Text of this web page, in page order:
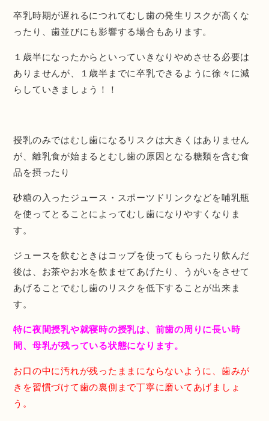
卒乳時期が遅れるにつれてむし歯の発生リスクが高くな
ったり、歯並びにも影響する場合もあります。
１歳半になったからといっていきなりやめさせる必要は
ありませんが、１歳半までに卒乳できるように徐々に減
らしていきましょう！！
授乳のみではむし歯になるリスクは大きくはありません
が、離乳食が始まるとむし歯の原因となる糖類を含む食
品を摂ったり
砂糖の入ったジュース・スポーツドリンクなどを哺乳瓶
を使ってとることによってむし歯になりやすくなりま
す。
ジュースを飲むときはコップを使ってもらったり飲んだ
後は、お茶やお水を飲ませてあげたり、うがいをさせて
あげることでむし歯のリスクを低下することが出来ま
す。
特に夜間授乳や就寝時の授乳は、前歯の周りに長い時
間、母乳が残っている状態になります。
お口の中に汚れが残ったままにならないように、歯みが
きを習慣づけて歯の裏側まで丁寧に磨いてあげましょ
う。